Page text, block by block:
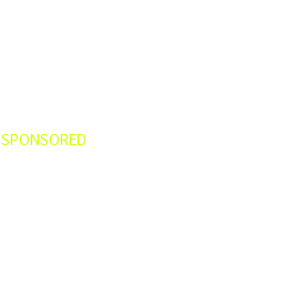
SPONSORED